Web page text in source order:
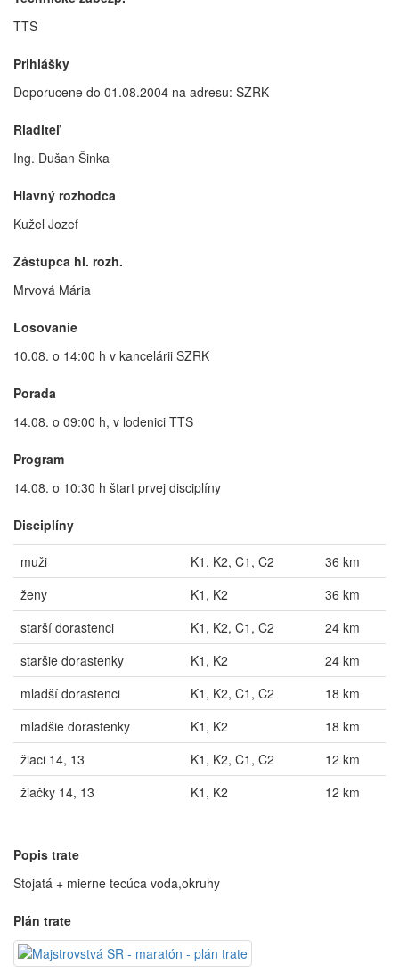
TTS
Prihlášky
Doporucene do 01.08.2004 na adresu: SZRK
Riaditeľ
Ing. Dušan Šinka
Hlavný rozhodca
Kužel Jozef
Zástupca hl. rozh.
Mrvová Mária
Losovanie
10.08. o 14:00 h v kancelárii SZRK
Porada
14.08. o 09:00 h, v lodenici TTS
Program
14.08. o 10:30 h štart prvej disciplíny
Disciplíny
muži K1, K2, C1, C2
36 km
ženy
K1, K2
36 km
starší dorastenci
K1, K2, C1, C2
24 km
staršie dorastenky
K1, K2
24 km
mladší dorastenci
K1, K2, C1, C2
18 km
mladšie dorastenky
K1, K2
18 km
žiaci 14, 13
K1, K2, C1, C2
12 km
žiačky 14, 13
K1, K2 12 km
Popis trate
Stojatá + mierne tecúca voda,okruhy
Plán trate